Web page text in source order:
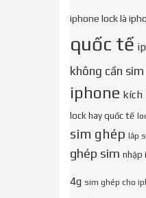
iphone lock là
quốc tế
không cần sim
iphone kích
lock hay quốc tế
sim ghép lắp
ghép sim nhập
4g sim ghép cho